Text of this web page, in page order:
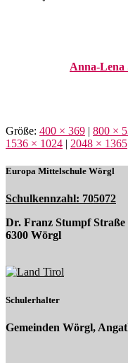
Anna-Lena
Größe: 400 × 369 | 800 ×
1536 × 1024 | 2048 × 1365
Europa Mittelschule Wörgl
Schulkennzahl: 705072
Dr. Franz Stumpf Straße
6300 Wörgl
Schulerhalter
Gemeinden Wörgl,